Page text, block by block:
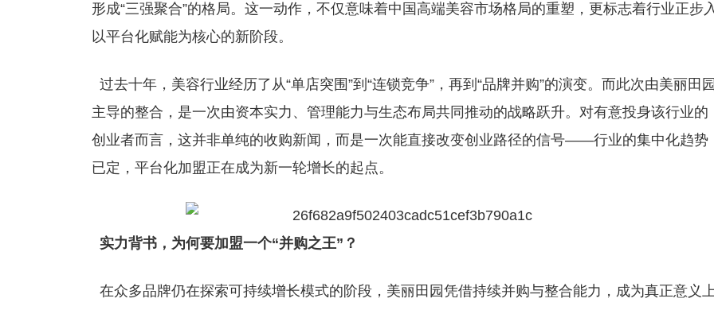
形成“三强聚合”的格局。这一动作，不仅意味着中国高端美容市场格局的重塑，更标志着行业正步
以平台化赋能为核心的新阶段。
过去十年，美容行业经历了从“单店突围”到“连锁竞争”，再到“品牌并购”的演变。而此次由美丽田
主导的整合，是一次由资本实力、管理能力与生态布局共同推动的战略跃升。对有意投身该行业的
创业者而言，这并非单纯的收购新闻，而是一次能直接改变创业路径的信号——行业的集中化趋势
已定，平台化加盟正在成为新一轮增长的起点。
实力背书，为何要加盟一个“并购之王”？
在众多品牌仍在探索可持续增长模式的阶段，美丽田园凭借持续并购与整合能力，成为真正意义